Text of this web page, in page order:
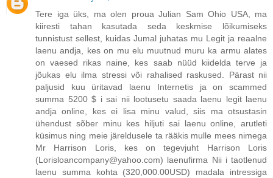
Tere iga üks, ma olen proua Julian Sam Ohio USA, ma
kiiresti tahan kasutada seda keskmise lõikumiseks
tunnistust sellest, kuidas Jumal juhatas mu Legit ja reaalne
laenu andja, kes on mu elu muutnud muru ka armu alates
on vaesed rikas naine, kes saab nüüd kiidelda terve ja
jõukas elu ilma stressi või rahalised raskused. Pärast nii
paljusid kuu üritavad laenu Internetis ja on scammed
summa 5200 $ i sai nii lootusetu saada laenu legit laenu
andja online, kes ei lisa minu valud, siis ma otsustasin
ühendust sõber minu kes hiljuti sai laenu online, arutleti
küsimus ning meie järeldusele ta rääkis mulle mees nimega
Mr Harrison Loris, kes on tegevjuht Harrison Loris
(Lorisloancompany@yahoo.com) laenufirma Nii i taotlenud
laenu summa kohta (320,000.00USD) madala intressiga